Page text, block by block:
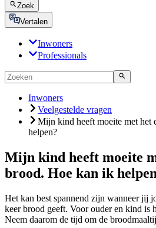
Zoek
Vertalen
Inwoners
Professionals
Inwoners
Veelgestelde vragen
Mijn kind heeft moeite met het
helpen?
Mijn kind heeft moeite
brood. Hoe kan ik
Het kan best spannend zijn wanneer jij
keer brood geeft. Voor ouder en kind is
Neem daarom de tijd om de